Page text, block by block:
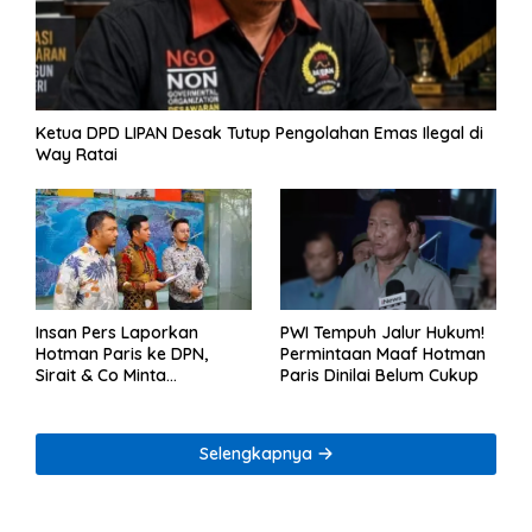
Ketua DPD LIPAN Desak Tutup Pengolahan Emas Ilegal di
Way Ratai
Insan Pers Laporkan
Hotman Paris ke DPN,
Sirait & Co Minta
PWI Tempuh Jalur Hukum!
Permintaan Maaf Hotman
Paris Dinilai Belum Cukup
Selengkapnya